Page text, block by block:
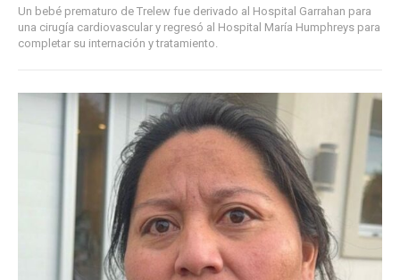
Un bebé prematuro de Trelew fue derivado al Hospital Garrahan para
una cirugía cardiovascular y regresó al Hospital María Humphreys para
completar su internación y tratamiento.